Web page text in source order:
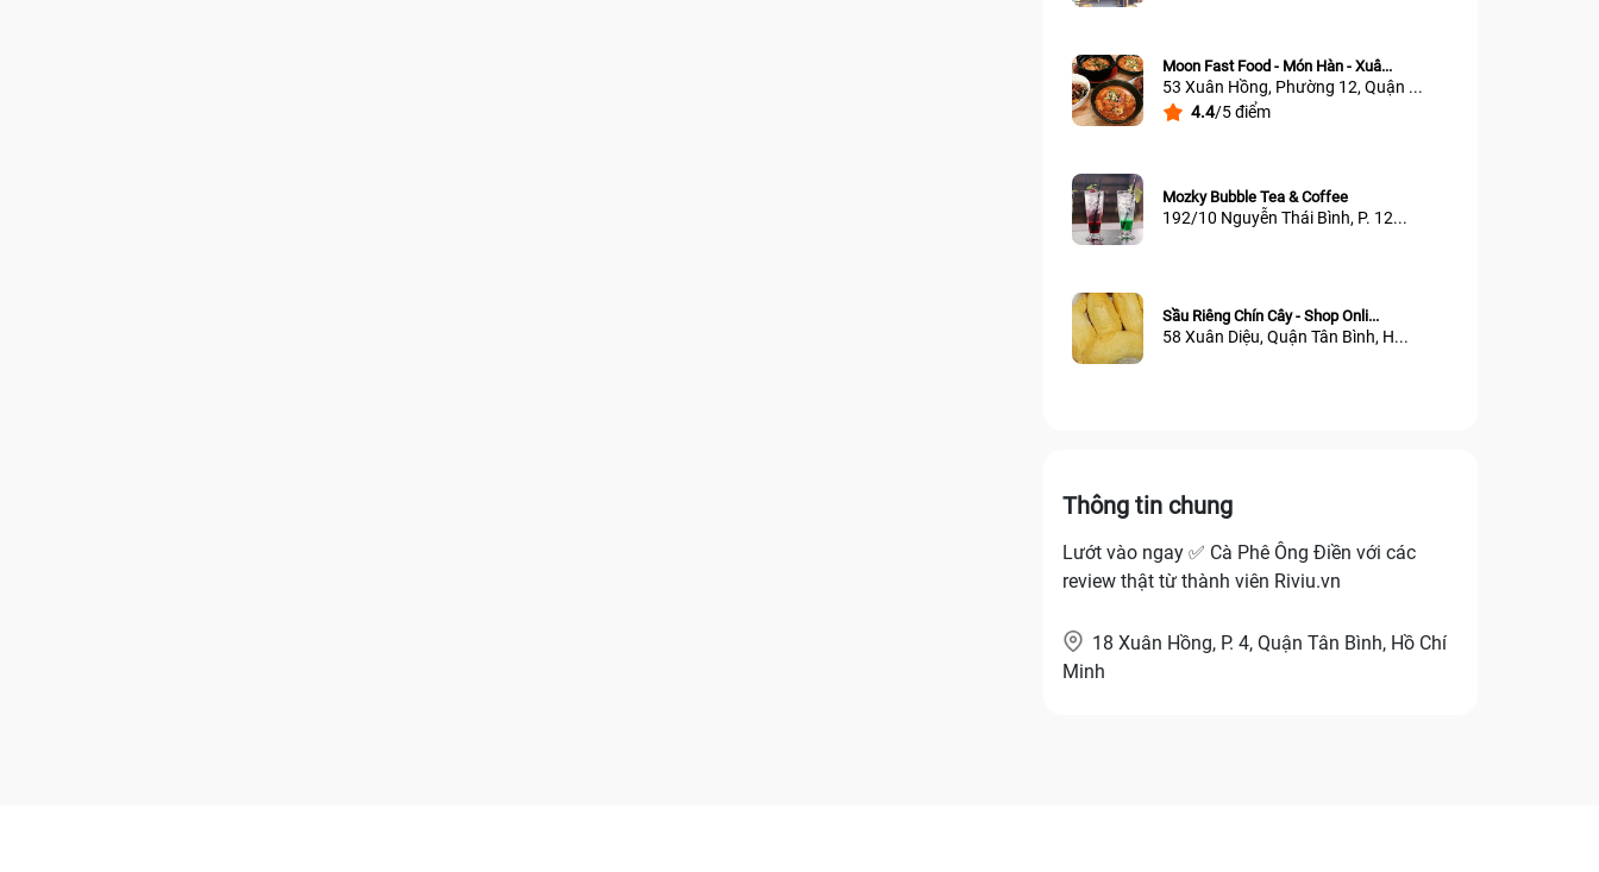
Moon Fast Food - Món Hàn - Xuâ...
53 Xuân Hồng, Phường 12, Quận ...
4.4/5 điểm
Mozky Bubble Tea & Coffee
192/10 Nguyễn Thái Bình, P. 12...
Sầu Riêng Chín Cây - Shop Onli...
58 Xuân Diệu, Quận Tân Bình, H...
Thông tin chung
Lướt vào ngay ✅ Cà Phê Ông Điền với các
review thật từ thành viên Riviu.vn
18 Xuân Hồng, P. 4, Quận Tân Bình, Hồ Chí
Minh